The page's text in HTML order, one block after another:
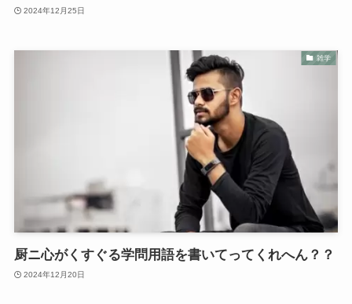
2024年12月25日
雑学
厨ニ心がくすぐる学問用語を書いてってくれへん？？
2024年12月20日